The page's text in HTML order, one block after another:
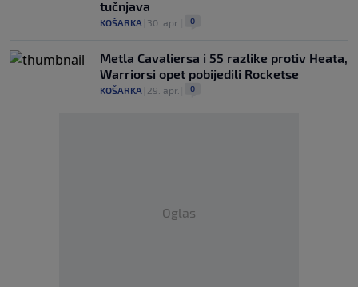
tučnjava
KOŠARKA 30. apr. 0
Metla Cavaliersa i 55 razlike protiv Heata,
Warriorsi opet pobijedili Rocketse
KOŠARKA 29. apr. 0
Oglas